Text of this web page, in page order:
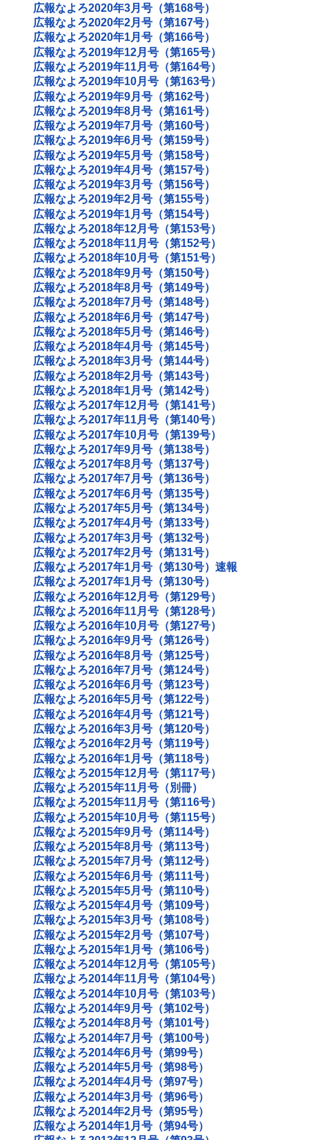
広報なよろ2020年3月号（第168号）
広報なよろ2020年2月号（第167号）
広報なよろ2020年1月号（第166号）
広報なよろ2019年12月号（第165号）
広報なよろ2019年11月号（第164号）
広報なよろ2019年10月号（第163号）
広報なよろ2019年9月号（第162号）
広報なよろ2019年8月号（第161号）
広報なよろ2019年7月号（第160号）
広報なよろ2019年6月号（第159号）
広報なよろ2019年5月号（第158号）
広報なよろ2019年4月号（第157号）
広報なよろ2019年3月号（第156号）
広報なよろ2019年2月号（第155号）
広報なよろ2019年1月号（第154号）
広報なよろ2018年12月号（第153号）
広報なよろ2018年11月号（第152号）
広報なよろ2018年10月号（第151号）
広報なよろ2018年9月号（第150号）
広報なよろ2018年8月号（第149号）
広報なよろ2018年7月号（第148号）
広報なよろ2018年6月号（第147号）
広報なよろ2018年5月号（第146号）
広報なよろ2018年4月号（第145号）
広報なよろ2018年3月号（第144号）
広報なよろ2018年2月号（第143号）
広報なよろ2018年1月号（第142号）
広報なよろ2017年12月号（第141号）
広報なよろ2017年11月号（第140号）
広報なよろ2017年10月号（第139号）
広報なよろ2017年9月号（第138号）
広報なよろ2017年8月号（第137号）
広報なよろ2017年7月号（第136号）
広報なよろ2017年6月号（第135号）
広報なよろ2017年5月号（第134号）
広報なよろ2017年4月号（第133号）
広報なよろ2017年3月号（第132号）
広報なよろ2017年2月号（第131号）
広報なよろ2017年1月号（第130号）速報
広報なよろ2017年1月号（第130号）
広報なよろ2016年12月号（第129号）
広報なよろ2016年11月号（第128号）
広報なよろ2016年10月号（第127号）
広報なよろ2016年9月号（第126号）
広報なよろ2016年8月号（第125号）
広報なよろ2016年7月号（第124号）
広報なよろ2016年6月号（第123号）
広報なよろ2016年5月号（第122号）
広報なよろ2016年4月号（第121号）
広報なよろ2016年3月号（第120号）
広報なよろ2016年2月号（第119号）
広報なよろ2016年1月号（第118号）
広報なよろ2015年12月号（第117号）
広報なよろ2015年11月号（別冊）
広報なよろ2015年11月号（第116号）
広報なよろ2015年10月号（第115号）
広報なよろ2015年9月号（第114号）
広報なよろ2015年8月号（第113号）
広報なよろ2015年7月号（第112号）
広報なよろ2015年6月号（第111号）
広報なよろ2015年5月号（第110号）
広報なよろ2015年4月号（第109号）
広報なよろ2015年3月号（第108号）
広報なよろ2015年2月号（第107号）
広報なよろ2015年1月号（第106号）
広報なよろ2014年12月号（第105号）
広報なよろ2014年11月号（第104号）
広報なよろ2014年10月号（第103号）
広報なよろ2014年9月号（第102号）
広報なよろ2014年8月号（第101号）
広報なよろ2014年7月号（第100号）
広報なよろ2014年6月号（第99号）
広報なよろ2014年5月号（第98号）
広報なよろ2014年4月号（第97号）
広報なよろ2014年3月号（第96号）
広報なよろ2014年2月号（第95号）
広報なよろ2014年1月号（第94号）